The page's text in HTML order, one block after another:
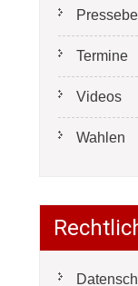
Termine
Videos
Wahlen